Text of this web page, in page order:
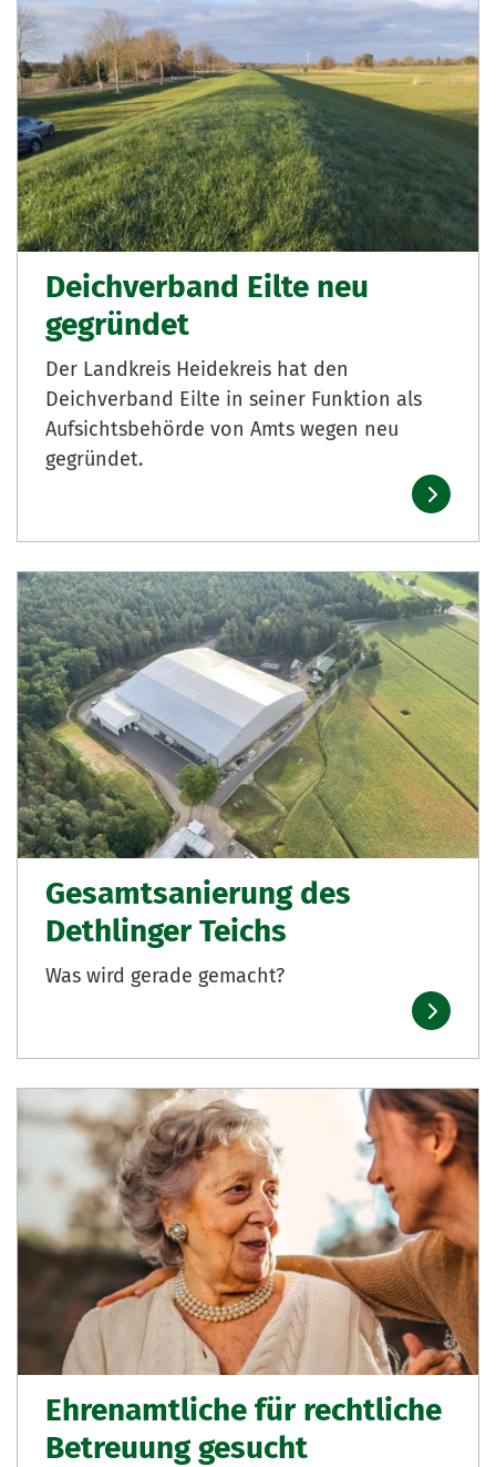
Deichverband Eilte neu
gegründet
Der Landkreis Heidekreis hat den
Deichverband Eilte in seiner Funktion als
Aufsichtsbehörde von Amts wegen neu
gegründet.
Gesamtsanierung des
Dethlinger Teichs
Was wird gerade gemacht?
Ehrenamtliche für rechtliche
Betreuung gesucht